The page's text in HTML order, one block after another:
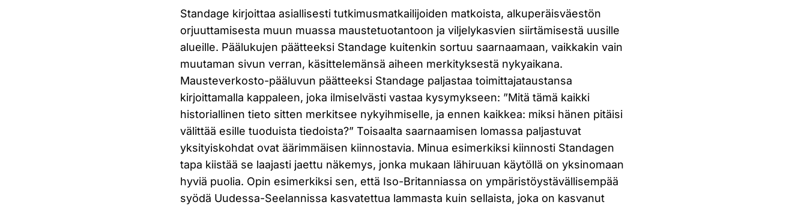
Standage kirjoittaa asiallisesti tutkimusmatkailijoiden matkoista, alkuperäisväestön
orjuuttamisesta muun muassa maustetuotantoon ja viljelykasvien siirtämisestä uusille
alueille. Päälukujen päätteeksi Standage kuitenkin sortuu saarnaamaan, vaikkakin vain
muutaman sivun verran, käsittelemänsä aiheen merkityksestä nykyaikana.
Mausteverkosto-pääluvun päätteeksi Standage paljastaa toimittajataustansa
kirjoittamalla kappaleen, joka ilmiselvästi vastaa kysymykseen: ”Mitä tämä kaikki
historiallinen tieto sitten merkitsee nykyihmiselle, ja ennen kaikkea: miksi hänen pitäisi
välittää esille tuoduista tiedoista?” Toisaalta saarnaamisen lomassa paljastuvat
yksityiskohdat ovat äärimmäisen kiinnostavia. Minua esimerkiksi kiinnosti Standagen
tapa kiistää se laajasti jaettu näkemys, jonka mukaan lähiruuan käytöllä on yksinomaan
hyviä puolia. Opin esimerkiksi sen, että Iso-Britanniassa on ympäristöystävällisempää
syödä Uudessa-Seelannissa kasvatettua lammasta kuin sellaista, joka on kasvanut